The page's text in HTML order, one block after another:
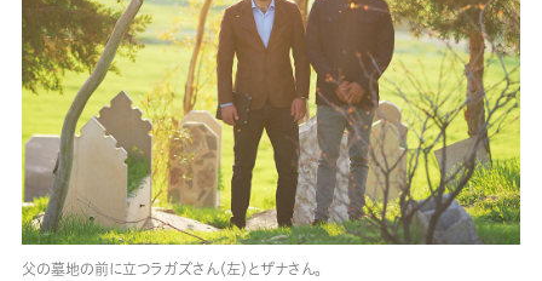
父の墓地の前に立つラガズさん（左）とザナさん。